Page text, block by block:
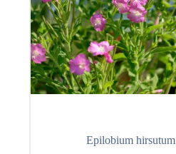
Epilobium hirsutum